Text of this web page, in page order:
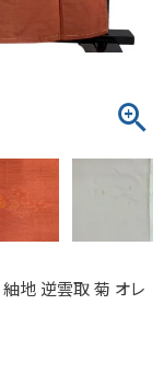
地 逆雲取 菊 オレ